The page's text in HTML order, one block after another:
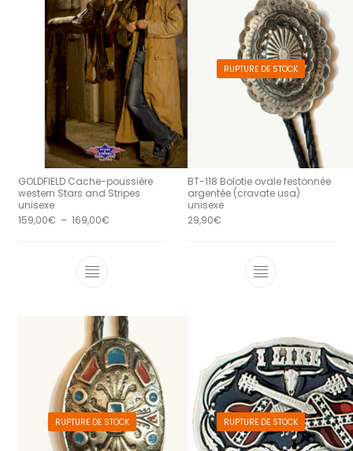
GOLDFIELD Cache-poussière
western Stars and Stripes
unisexe
159,00€ – 169,00€Plage de prix : 159,00€ à 169,00€
Ce produit a plusieurs variations.
RUPTURE DE STOCK
BT-118 Bolotie ovale festonnée
argentée (cravate usa)
unisexe
29,90€
RUPTURE DE STOCK RUPTURE DE STOCK